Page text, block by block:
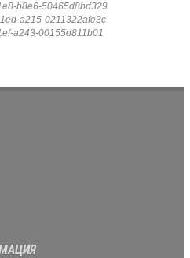
b8e6-50465d8bd329
a215-0211322afe3c
a243-00155d811b01